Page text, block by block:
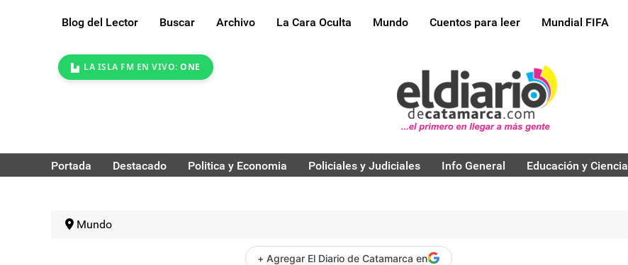
Blog del Lector Buscar Archivo La Cara Oculta Mundo Cuentos para leer Mundial FIFA
LA ISLA FM EN VIVO: ONE
Portada Destacado Politica y Economia Policiales y Judiciales Info General Educación y Ciencia
Mundo
+ Agregar El Diario de Catamarca en